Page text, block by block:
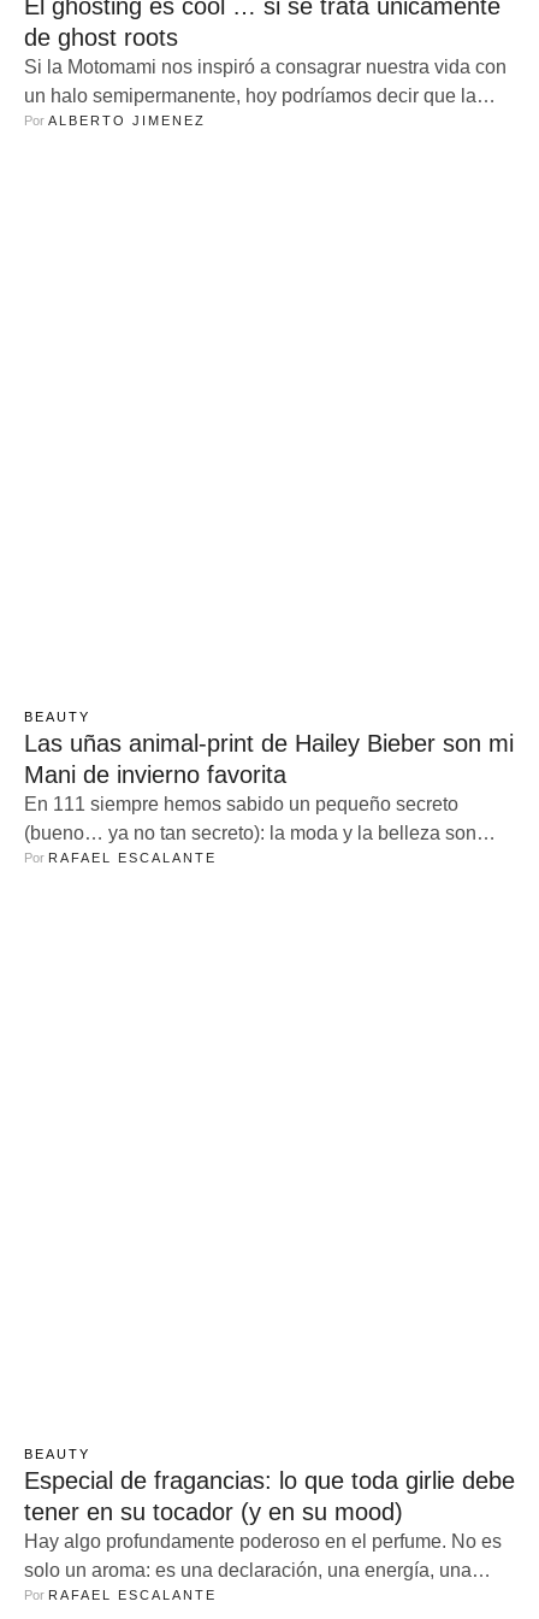
El ghosting es cool … si se trata únicamente
de ghost roots
Si la Motomami nos inspiró a consagrar nuestra vida con
un halo semipermanente, hoy podríamos decir que la
belleza celestial se ha tornado un poco tétrica. No tan
Por ALBERTO JIMENEZ
BEAUTY
Las uñas animal-print de Hailey Bieber son mi
Mani de invierno favorita
En 111 siempre hemos sabido un pequeño secreto
(bueno… ya no tan secreto): la moda y la belleza son
literalmente besties. Se pasan la vibra, se copian el
Por RAFAEL ESCALANTE
BEAUTY
Especial de fragancias: lo que toda girlie debe
tener en su tocador (y en su mood)
Hay algo profundamente poderoso en el perfume. No es
solo un aroma: es una declaración, una energía, una
firma invisible que habla por ti antes de que abras la
Por RAFAEL ESCALANTE